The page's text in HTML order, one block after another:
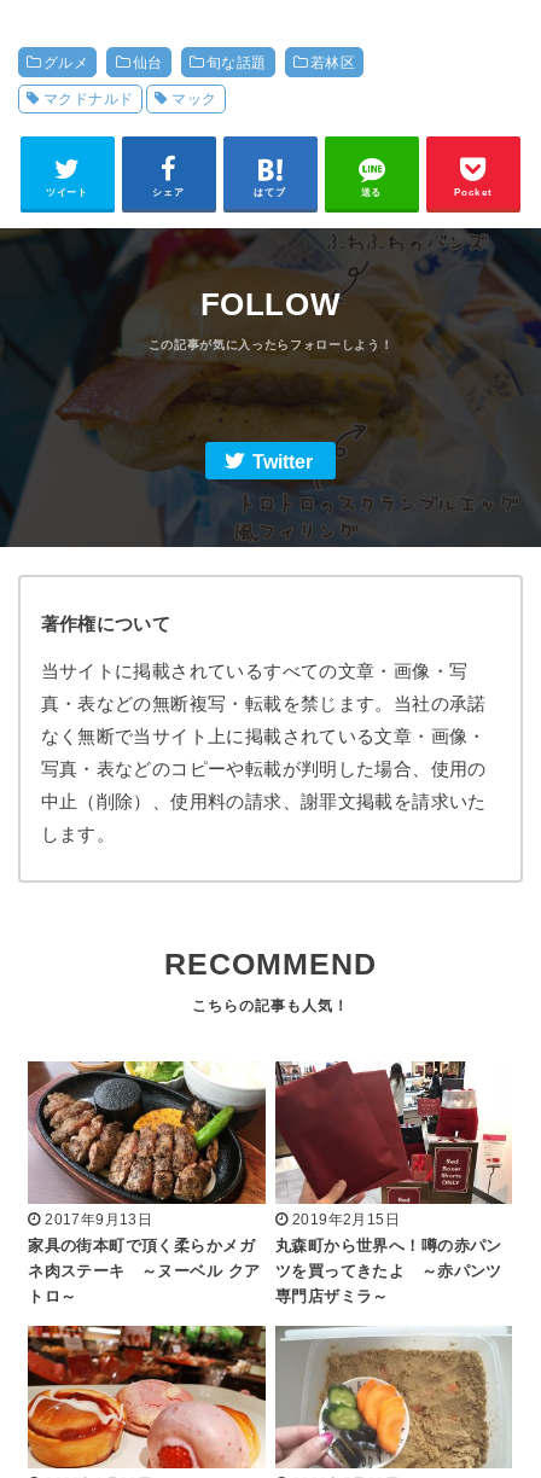
グルメ 仙台 旬な話題 若林区
マクドナルド マック
ツイート シェア はてブ 送る Pocket
FOLLOW
Twitter
著作権について
当サイトに掲載されているすべての文章・画像・写
真・表などの無断複写・転載を禁じます。当社の承諾
なく無断で当サイト上に掲載されている文章・画像・
写真・表などのコピーや転載が判明した場合、使用の
中止（削除）、使用料の請求、謝罪文掲載を請求いた
します。
RECOMMEND
2017年9月13日
家具の街本町で頂く柔らかメガ
ネ肉ステーキ ～ヌーベル クア
トロ～
2019年2月15日
丸森町から世界へ！噂の赤パン
ツを買ってきたよ ～赤パンツ
専門店ザミラ～